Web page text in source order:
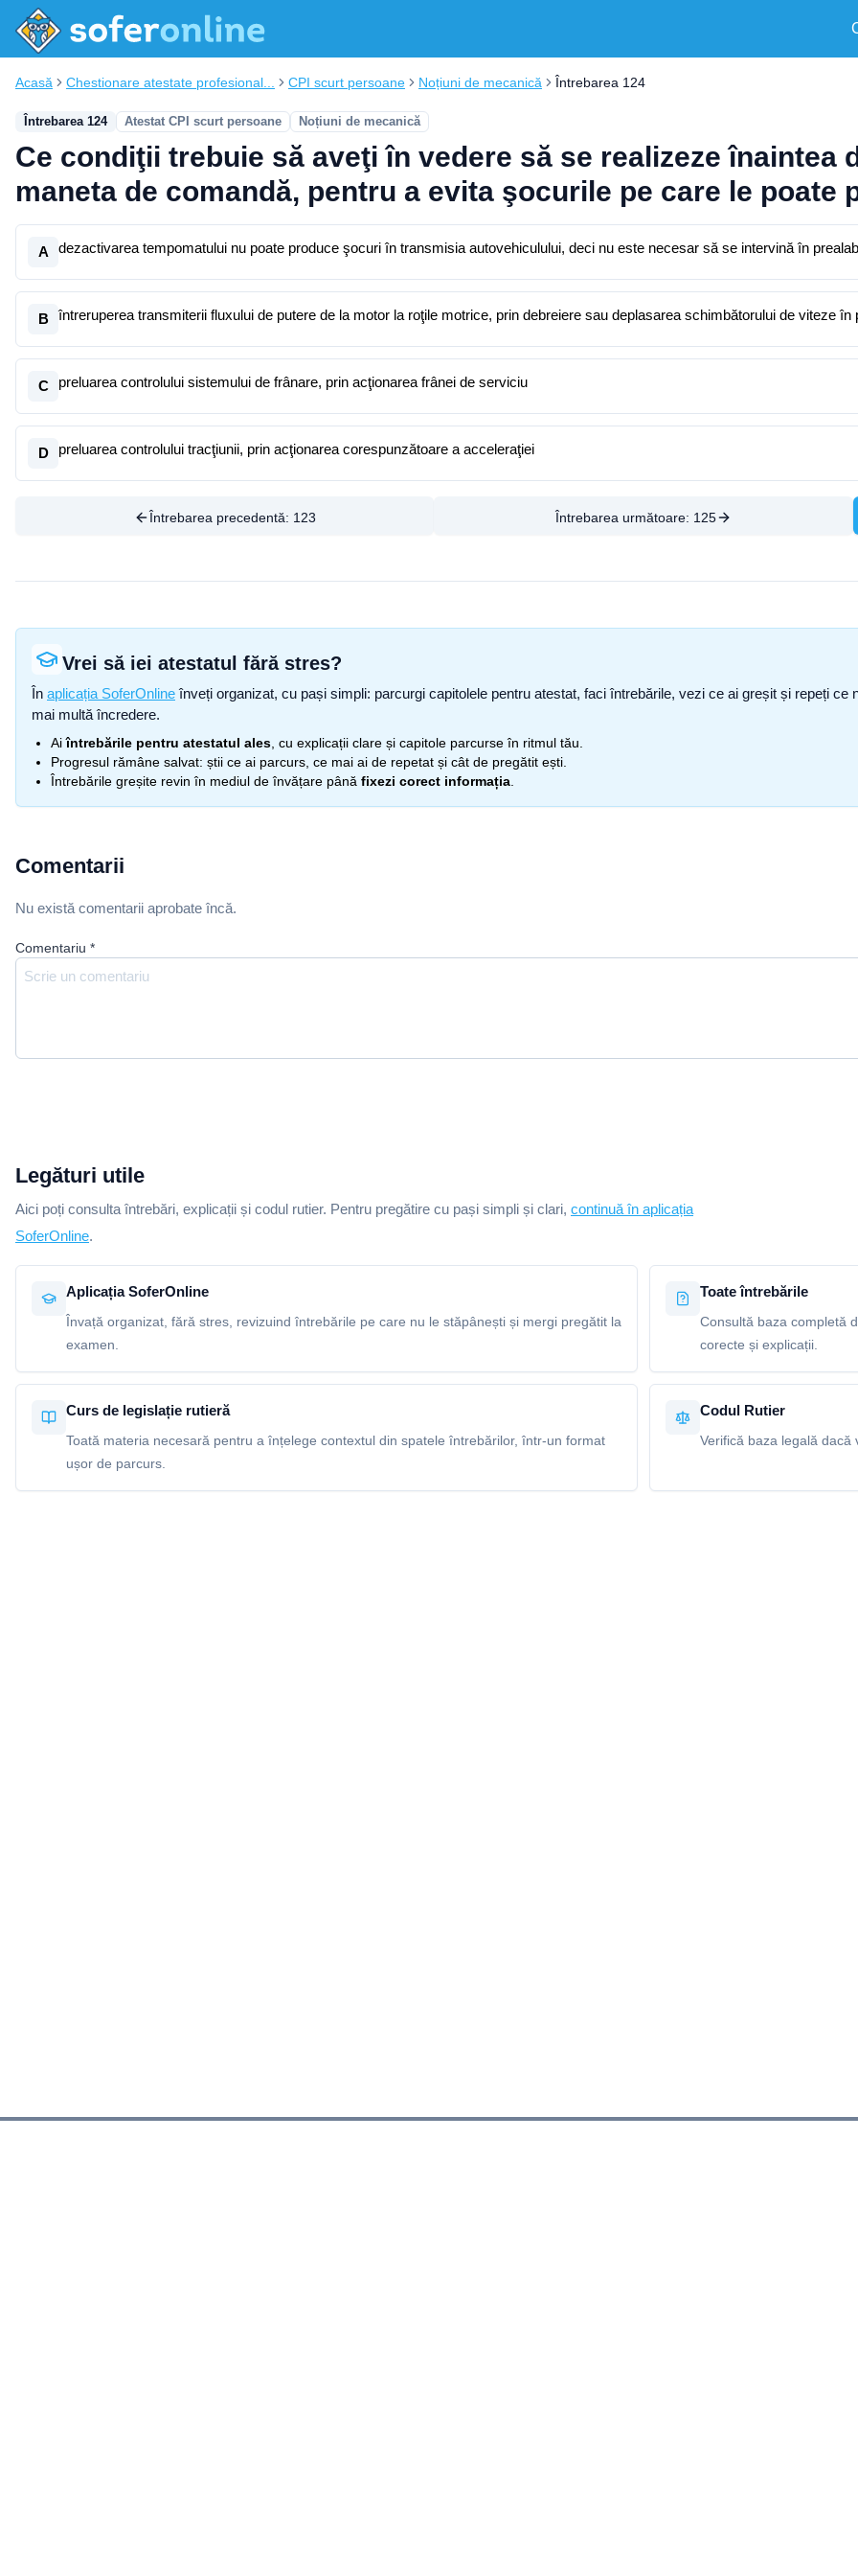
Acasă Chestionare atestate profesional... CPI scurt persoane Noțiuni de mecanică Întrebarea 124
Întrebarea 124 Atestat CPI scurt persoane Noțiuni de mecanică
Ce condiţii trebuie să aveţi în vedere să se realizeze înaintea
maneta de comandă, pentru a evita şocurile pe care le poate
A dezactivarea tempomatului nu poate produce şocuri în transmisia autovehiculului, deci nu este necesar să se intervină în
B întreruperea transmiterii fluxului de putere de la motor la roţile motrice, prin debreiere sau deplasarea schimbătorului de viteze în
C preluarea controlului sistemului de frânare, prin acţionarea frânei de serviciu
D preluarea controlului tracţiunii, prin acţionarea corespunzătoare a acceleraţiei
Întrebarea precedentă: 123 Întrebarea următoare: 125
Vrei să iei atestatul fără stres?
În aplicația SoferOnline înveți organizat, cu pași simpli: parcurgi capitolele pentru atestat, faci întrebările, vezi ce ai greșit și repeți
mai multă încredere.
Aiîntrebările pentru atestatul ales , cu explicații clare și capitole parcurse în ritmul tău.
Progresul rămâne salvat: știi ce ai parcurs, ce mai ai de repetat și cât de pregătit ești.
Întrebările greșite revin în mediul de învățare până fixezi corect informația
Comentarii
Nu există comentarii aprobate încă.
Comentariu *
Legături utile
Aici poți consulta întrebări, explicații și codul rutier. Pentru pregătire cu pași simpli și clari, continuă în aplicația
SoferOnline.
Aplicația SoferOnline
Învață organizat, fără stres, revizuind întrebările pe care nu le stăpânești și mergi pregătit la
examen.
Toate întrebările
Consultă baza completă
corecte și explicații.
Curs de legislație rutieră
Toată materia necesară pentru a înțelege contextul din spatele întrebărilor, într-un format
ușor de parcurs.
Codul Rutier
Verifică baza legală dacă